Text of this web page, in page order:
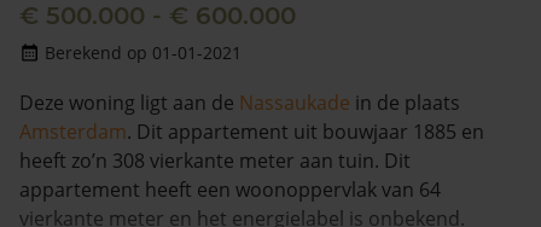
€ 500.000 - € 600.000
Berekend op 01-01-2021
Deze woning ligt aan de Nassaukade in de plaats
Amsterdam. Dit appartement uit bouwjaar 1885 en
heeft zo’n 308 vierkante meter aan tuin. Dit
appartement heeft een woonoppervlak van 64
vierkante meter en het energielabel is onbekend.